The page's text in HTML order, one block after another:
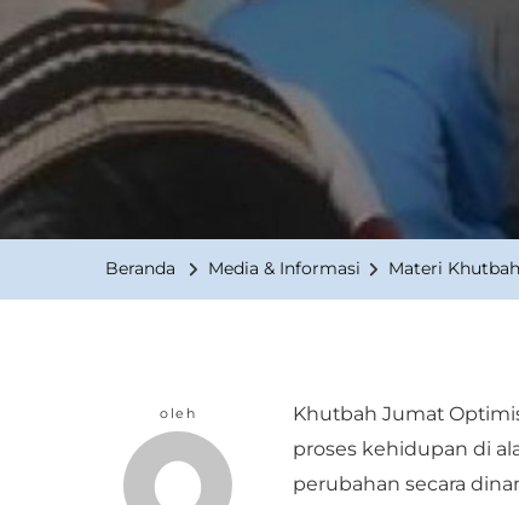
Beranda Media & Informasi Materi Khutbah
oleh
Khutbah Jumat
proses kehidupan di
perubahan secara